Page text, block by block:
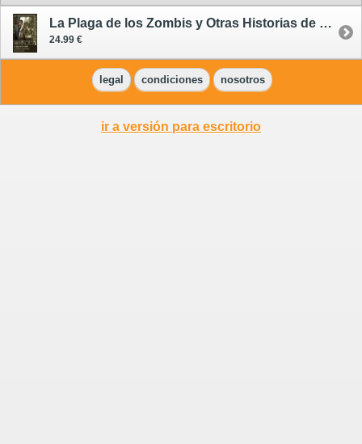
La Plaga de los Zombis y Otras Historias de Muertos Vivientes
24.99 €
legal condiciones nosotros
ir a versión para escritorio